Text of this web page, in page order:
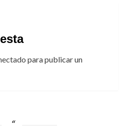
para publicar un